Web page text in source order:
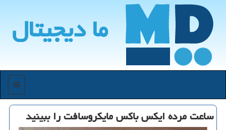
ما دیجیتال
منو
ساعت مرده ایكس باكس مایكروسافت را ببینید